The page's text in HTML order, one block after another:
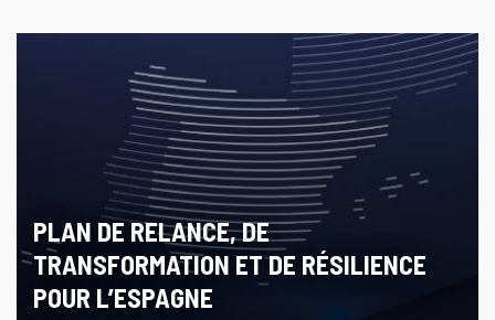
PLAN DE RELANCE, DE
TRANSFORMATION ET DE RÉSILIENCE
POUR L’ESPAGNE